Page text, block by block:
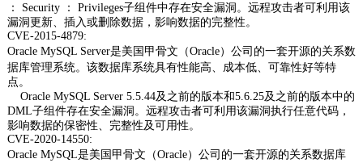
： Security ： Privileges子组件中存在安全漏洞。远程攻击者可利用该
漏洞更新、插入或删除数据，影响数据的完整性。
CVE-2015-4879:
Oracle MySQL Server是美国甲骨文（Oracle）公司的一套开源的关系数
据库管理系统。该数据库系统具有性能高、成本低、可靠性好等特
点。
Oracle MySQL Server 5.5.44及之前的版本和5.6.25及之前的版本中的
DML子组件存在安全漏洞。远程攻击者可利用该漏洞执行任意代码，
影响数据的保密性、完整性及可用性。
CVE-2020-14550:
Oracle MySQL是美国甲骨文（Oracle）公司的一套开源的关系数据库